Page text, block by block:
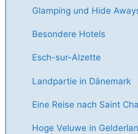
Glamping und Hide
Besondere Hotels
Esch-sur-Alzette
Landpartie in Dänemark
Eine Reise nach Saint
Hoge Veluwe in